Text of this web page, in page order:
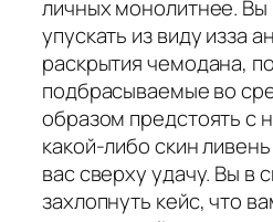
личных монолитнее.
упускать из виду изза
раскрытия чемодана,
подбрасываемые во
образом предстоять с
какой-либо скин
вас сверху удачу. Вы в
захлопнуть кейс, что